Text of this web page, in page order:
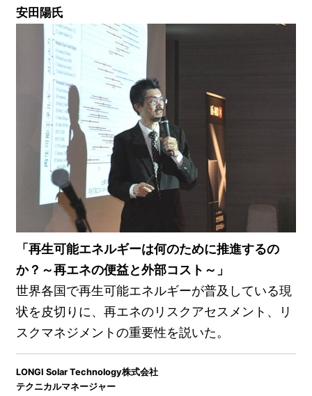
安田陽氏
「再生可能エネルギーは何のために推進するの
か？～再エネの便益と外部コスト～」
世界各国で再生可能エネルギーが普及している現
状を皮切りに、再エネのリスクアセスメント、リ
スクマネジメントの重要性を説いた。
LONGI Solar Technology株式会社
テクニカルマネージャー